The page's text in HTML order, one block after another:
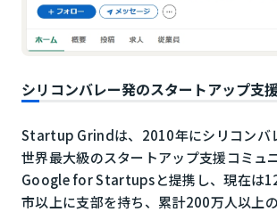
シリコンバレー発のスタートアップ支
Startup Grindは、2010年にシリコンバ
世界最大級のスタートアップ支援コミュ
Google for Startupsと提携し、現在は
市以上に支部を持ち、累計200万人以上